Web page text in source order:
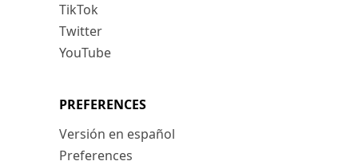
TikTok
Twitter
YouTube
PREFERENCES
Versión en español
Preferences